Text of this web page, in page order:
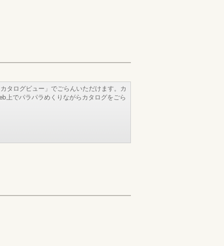
タログビュー」でごらんいただけます。カ
上でパラパラめくりながらカタログをごら